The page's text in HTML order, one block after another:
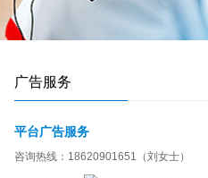
广告服务
平台广告服务
咨询热线：18620901651（刘女士）